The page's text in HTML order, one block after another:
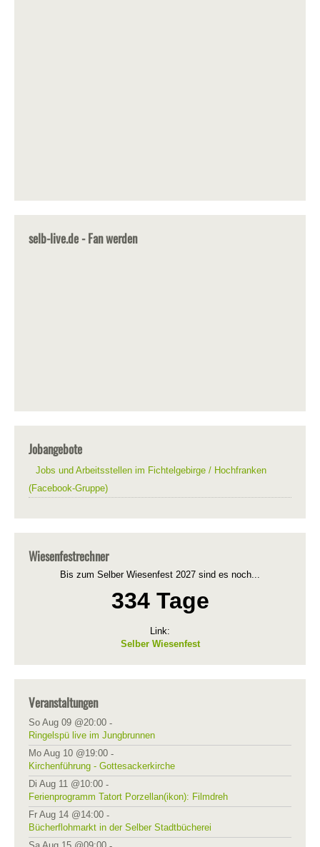
selb-live.de - Fan werden
Jobangebote
Jobs und Arbeitsstellen im Fichtelgebirge / Hochfranken
(Facebook-Gruppe)
Wiesenfestrechner
Bis zum Selber Wiesenfest 2027 sind es noch...
334 Tage
Link:
Selber Wiesenfest
Veranstaltungen
So Aug 09 @20:00 -
Ringelspü live im Jungbrunnen
Mo Aug 10 @19:00 -
Kirchenführung - Gottesackerkirche
Di Aug 11 @10:00 -
Ferienprogramm Tatort Porzellan(ikon): Filmdreh
Fr Aug 14 @14:00 -
Bücherflohmarkt in der Selber Stadtbücherei